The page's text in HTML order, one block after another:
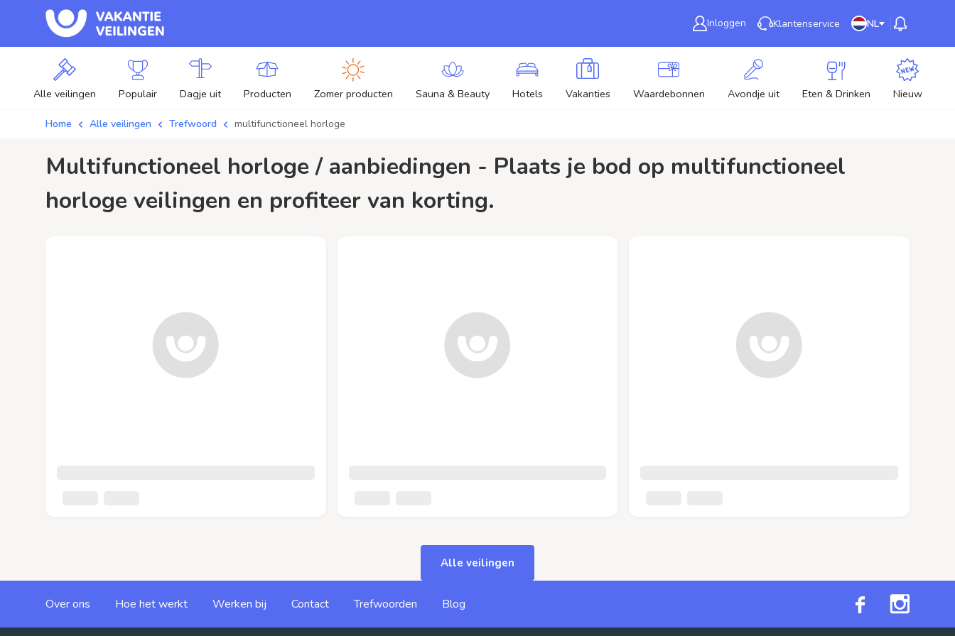
Inloggen Klantenservice NL
Alle veilingen Populair Dagje uit Producten Zomer producten Sauna & Beauty Hotels Vakanties Waardebonnen Avondje uit Eten & Drinken Nieuw
Home Alle veilingen Trefwoord multifunctioneel horloge
multifunctioneel horloge / aanbiedingen - Plaats je bod op multifunctioneel
horloge veilingen en profiteer van korting.
Alle veilingen
Over ons Hoe het werkt Werken bij Contact Trefwoorden Blog